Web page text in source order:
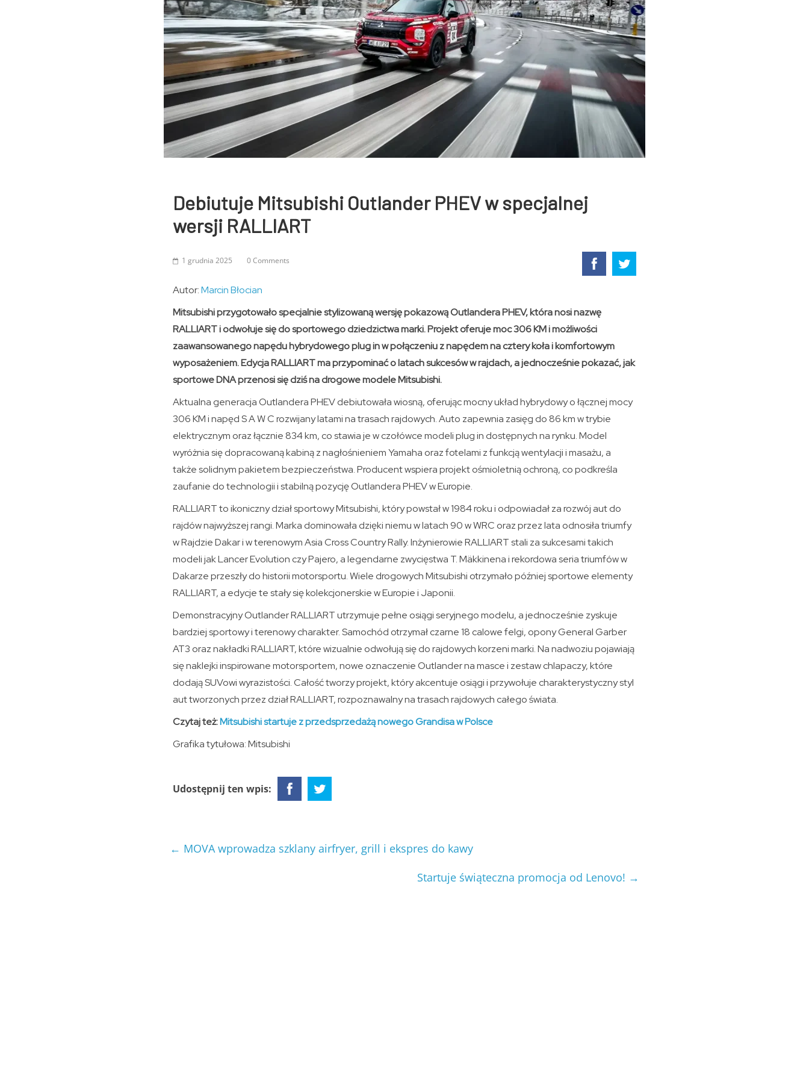
Debiutuje Mitsubishi Outlander PHEV w specjalnej
wersji RALLIART
1 grudnia 2025 0 Comments
Autor:Marcin Błocian
Mitsubishi przygotowało specjalnie stylizowaną wersję pokazową Outlandera PHEV, która nosi nazwę
RALLIART i odwołuje się do sportowego dziedzictwa marki. Projekt oferuje moc 306 KM i możliwości
zaawansowanego napędu hybrydowego plug in w połączeniu z napędem na cztery koła i komfortowym
wyposażeniem. Edycja RALLIART ma przypominać o latach sukcesów w rajdach, a jednocześnie pokazać, jak
sportowe DNA przenosi się dziś na drogowe modele Mitsubishi.
Aktualna generacja Outlandera PHEV debiutowała wiosną, oferując mocny układ hybrydowy o łącznej mocy
306 KM i napęd S A W C rozwijany latami na trasach rajdowych. Auto zapewnia zasięg do 86 km w trybie
elektrycznym oraz łącznie 834 km, co stawia je w czołówce modeli plug in dostępnych na rynku. Model
wyróżnia się dopracowaną kabiną z nagłośnieniem Yamaha oraz fotelami z funkcją wentylacji i masażu, a
także solidnym pakietem bezpieczeństwa. Producent wspiera projekt ośmioletnią ochroną, co podkreśla
zaufanie do technologii i stabilną pozycję Outlandera PHEV w Europie.
RALLIART to ikoniczny dział sportowy Mitsubishi, który powstał w 1984 roku i odpowiadał za rozwój aut do
rajdów najwyższej rangi. Marka dominowała dzięki niemu w latach 90 w WRC oraz przez lata odnosiła triumfy
w Rajdzie Dakar i w terenowym Asia Cross Country Rally. Inżynierowie RALLIART stali za sukcesami takich
modeli jak Lancer Evolution czy Pajero, a legendarne zwycięstwa T. Mäkkinena i rekordowa seria triumfów w
Dakarze przeszły do historii motorsportu. Wiele drogowych Mitsubishi otrzymało później sportowe elementy
RALLIART, a edycje te stały się kolekcjonerskie w Europie i Japonii.
Demonstracyjny Outlander RALLIART utrzymuje pełne osiągi seryjnego modelu, a jednocześnie zyskuje
bardziej sportowy i terenowy charakter. Samochód otrzymał czarne 18 calowe felgi, opony General Garber
AT3 oraz nakładki RALLIART, które wizualnie odwołują się do rajdowych korzeni marki. Na nadwoziu pojawiają
się naklejki inspirowane motorsportem, nowe oznaczenie Outlander na masce i zestaw chlapaczy, które
dodają SUVowi wyrazistości. Całość tworzy projekt, który akcentuje osiągi i przywołuje charakterystyczny styl
aut tworzonych przez dział RALLIART, rozpoznawalny na trasach rajdowych całego świata.
Czytaj też:Mitsubishi startuje z przedsprzedażą nowego Grandisa w Polsce
Grafika tytułowa: Mitsubishi
Udostępnij ten wpis:
← MOVA wprowadza szklany airfryer, grill i ekspres do kawy
Startuje świąteczna promocja od Lenovo! →